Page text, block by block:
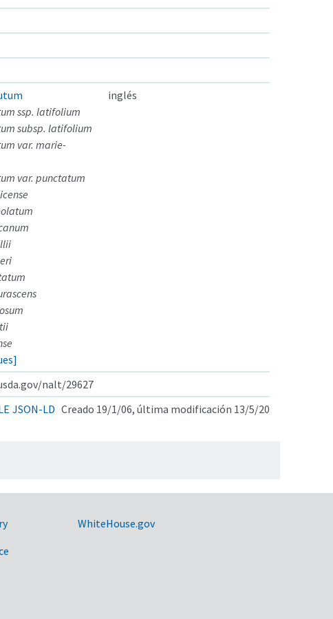
inglés
ssp. latifolium
subsp. latifolium
var. marie-
var. punctatum
nalt/29627
JSON-LD Creado 19/1/06, última modificación 13/5/20
WhiteHouse.gov